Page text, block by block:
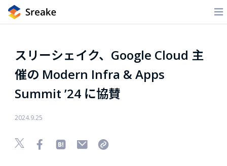
スリーシェイク、Google Cloud 主
催の Modern Infra & Apps
Summit ’24 に協賛
2024.9.25